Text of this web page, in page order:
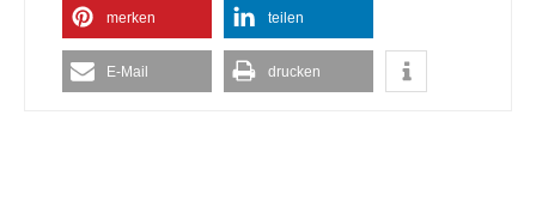
merken teilen
E-Mail drucken